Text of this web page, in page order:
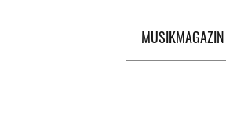
MUSIKMAGAZIN